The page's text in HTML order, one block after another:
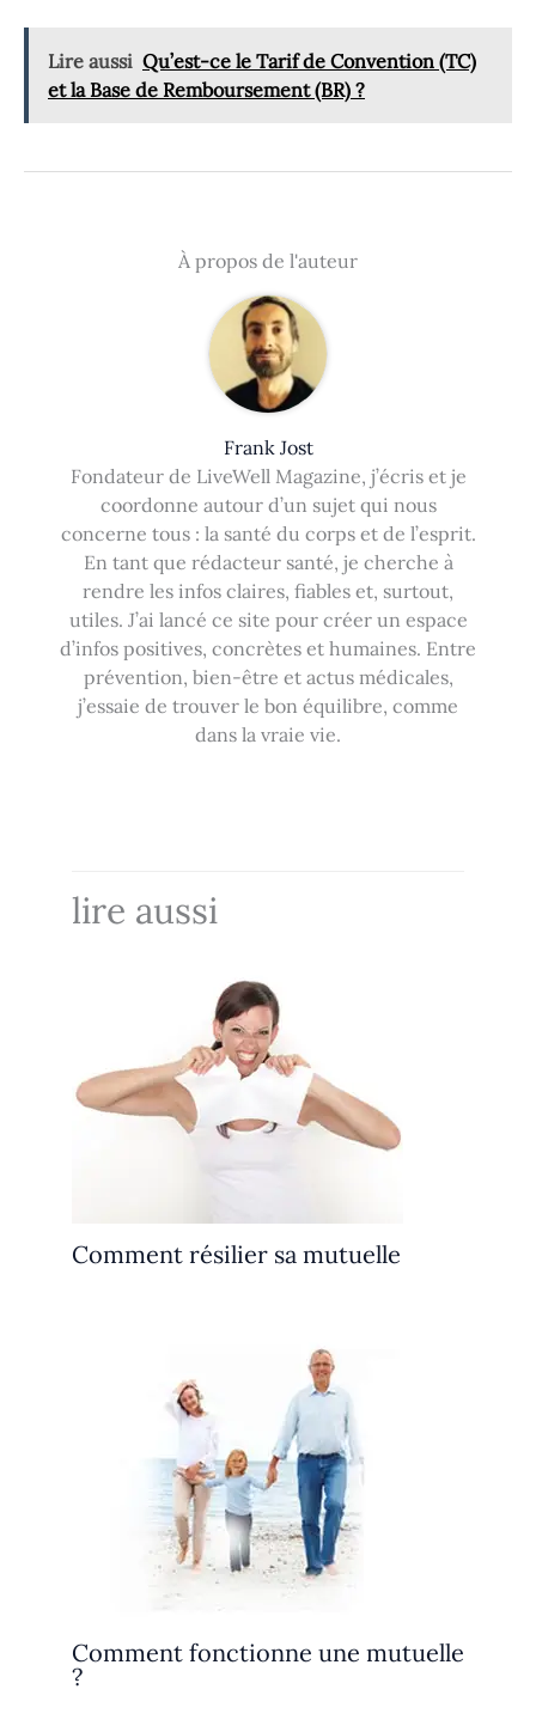
Lire aussi Qu’est-ce le Tarif de Convention (TC)
et la Base de Remboursement (BR) ?
À propos de l'auteur
Frank Jost
Fondateur de LiveWell Magazine, j’écris et je
coordonne autour d’un sujet qui nous
concerne tous : la santé du corps et de l’esprit.
En tant que rédacteur santé, je cherche à
rendre les infos claires, fiables et, surtout,
utiles. J’ai lancé ce site pour créer un espace
d’infos positives, concrètes et humaines. Entre
prévention, bien-être et actus médicales,
j’essaie de trouver le bon équilibre, comme
dans la vraie vie.
lire aussi
Comment résilier sa mutuelle
Comment fonctionne une mutuelle
?